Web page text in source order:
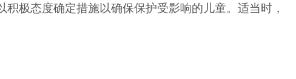
极态度确定措施以确保保护受影响的儿童。适当时，